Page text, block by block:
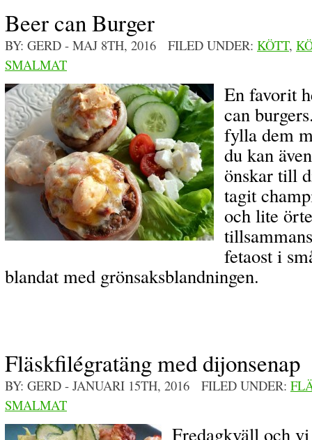
Beer can Burger
BY: GERD - MAJ 8TH, 2016 FILED UNDER: KÖTT,
SMALMAT
En favorit
can
fylla dem
du kan
önskar till
tagit
och lite
fetaost i
blandat med grönsaksblandningen.
Fläskfilégratäng med dijonsenap
BY: GERD - JANUARI 15TH, 2016 FILED UNDER:
SMALMAT
Fredagkväll och